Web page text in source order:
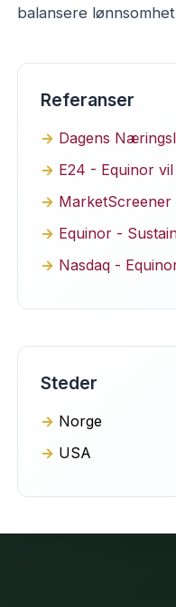
balansere
Referanser
Dagens
E24 - Equinor
Equinor -
Nasdaq -
Steder
Norge
USA